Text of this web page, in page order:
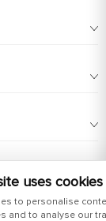
uses cookies
to personalise
and to analyse our